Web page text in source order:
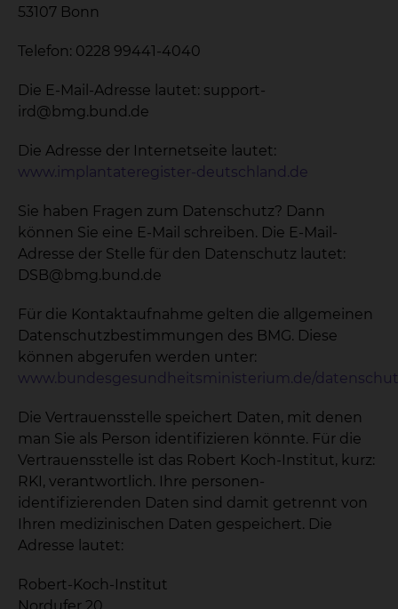
53107 Bonn
Telefon: 0228 99441-4040
Die E-Mail-Adresse lautet: support-
ird@bmg.bund.de
Die Adresse der Internetseite lautet:
www.implantateregister-deutschland.de
Sie haben Fragen zum Datenschutz? Dann
können Sie eine E-Mail schreiben. Die E-Mail-
Adresse der Stelle für den Datenschutz lautet:
DSB@bmg.bund.de
Für die Kontaktaufnahme gelten die allgemeinen
Datenschutzbestimmungen des BMG. Diese
können abgerufen werden unter:
www.bundesgesundheitsministerium.de/
Die Vertrauensstelle speichert Daten, mit denen
man Sie als Person identifizieren könnte. Für die
Vertrauensstelle ist das Robert Koch-Institut, kurz:
RKI, verantwortlich. Ihre personen-
identifizierenden Daten sind damit getrennt von
Ihren medizinischen Daten gespeichert. Die
Adresse lautet:
Robert-Koch-Institut